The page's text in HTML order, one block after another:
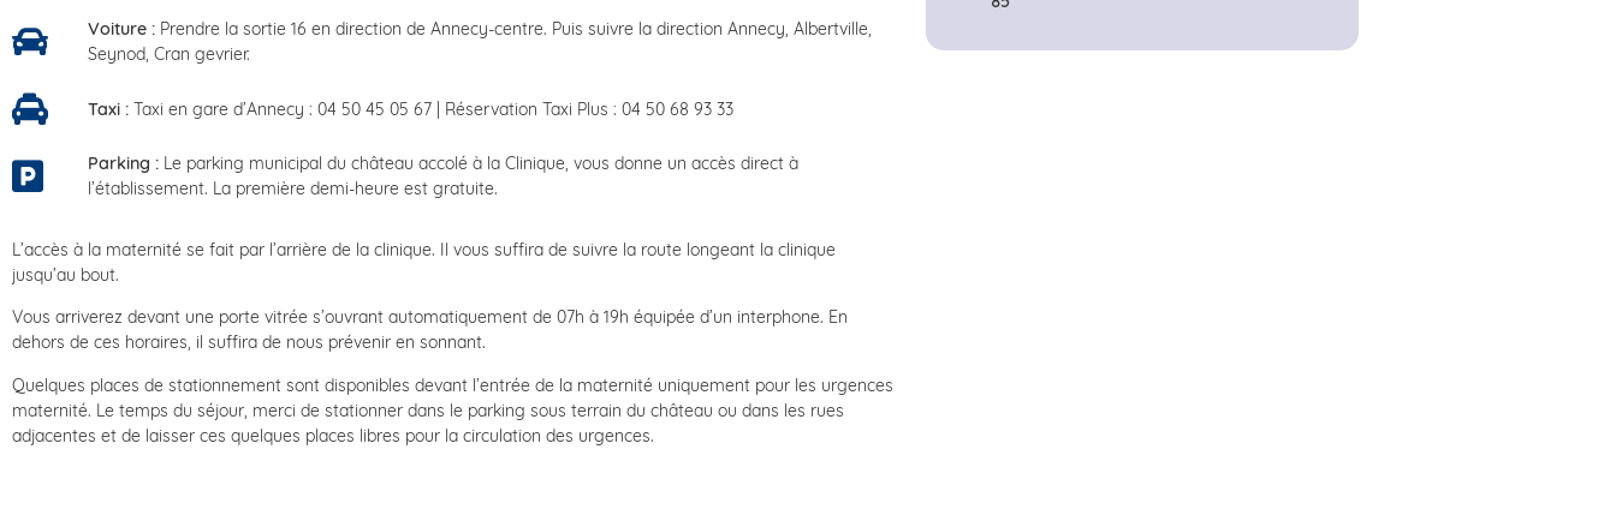
Voiture :Prendre la sortie 16 en direction de Annecy-centre. Puis suivre la direction Annecy, Albertville,
Seynod, Cran gevrier.
Taxi :Taxi en gare d’Annecy : 04 50 45 05 67 | Réservation Taxi Plus : 04 50 68 93 33
Parking :Le parking municipal du château accolé à la Clinique, vous donne un accès direct à
l’établissement. La première demi-heure est gratuite.
L’accès à la maternité se fait par l’arrière de la clinique. Il vous suffira de suivre la route longeant la clinique
jusqu’au bout.
Vous arriverez devant une porte vitrée s’ouvrant automatiquement de 07h à 19h équipée d’un interphone. En
dehors de ces horaires, il suffira de nous prévenir en sonnant.
Quelques places de stationnement sont disponibles devant l’entrée de la maternité uniquement pour les urgences
maternité. Le temps du séjour, merci de stationner dans le parking sous terrain du château ou dans les rues
adjacentes et de laisser ces quelques places libres pour la circulation des urgences.